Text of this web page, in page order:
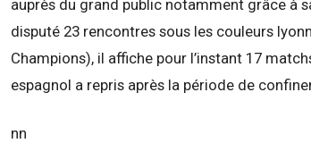
auprès du grand public notamment grâce à
disputé 23 rencontres sous les couleurs
Champions), il affiche pour l’instant 17
espagnol a repris après la période de
nn